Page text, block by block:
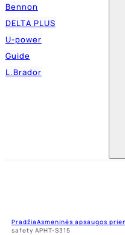
Bennon
DELTA PLUS
U-power
Guide
L.Brador
PradžiaAsmeninės apsaugos
safety APHT-S315